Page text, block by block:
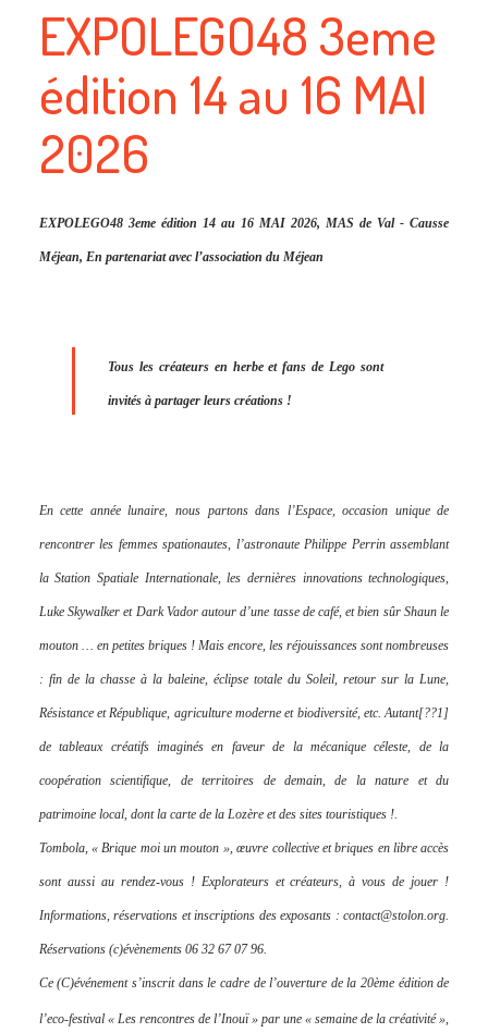
EXPOLEGO48 3eme
édition 14 au 16 MAI
2026
EXPOLEGO48 3eme édition 14 au 16 MAI 2026, MAS de Val - Causse
Méjean, En partenariat avec l’association du Méjean
Tous les créateurs en herbe et fans de Lego sont
invités à partager leurs créations !
En cette année lunaire, nous partons dans l’Espace, occasion unique de
rencontrer les femmes spationautes, l’astronaute Philippe Perrin assemblant
la Station Spatiale Internationale, les dernières innovations technologiques,
Luke Skywalker et Dark Vador autour d’une tasse de café, et bien sûr Shaun le
mouton … en petites briques ! Mais encore, les réjouissances sont nombreuses
: fin de la chasse à la baleine, éclipse totale du Soleil, retour sur la Lune,
Résistance et République, agriculture moderne et biodiversité, etc. Autant[??1]
de tableaux créatifs imaginés en faveur de la mécanique céleste, de la
coopération scientifique, de territoires de demain, de la nature et du
patrimoine local, dont la carte de la Lozère et des sites touristiques !.
Tombola, « Brique moi un mouton », œuvre collective et briques en libre accès
sont aussi au rendez-vous ! Explorateurs et créateurs, à vous de jouer !
Informations, réservations et inscriptions des exposants : contact@stolon.org.
Réservations (c)évènements 06 32 67 07 96.
Ce (C)événement s’inscrit dans le cadre de l’ouverture de la 20ème édition de
l’eco-festival « Les rencontres de l’Inouï » par une « semaine de la créativité »,